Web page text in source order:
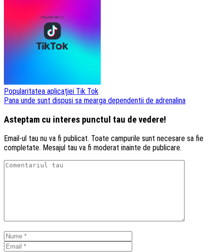
Popularitatea aplicației Tik Tok
Pana unde sunt dispusi sa mearga dependentii de adrenalina
Asteptam cu interes punctul tau de vedere!
Email-ul tau nu va fi publicat. Toate campurile sunt necesare sa fie
completate. Mesajul tau va fi moderat inainte de publicare.